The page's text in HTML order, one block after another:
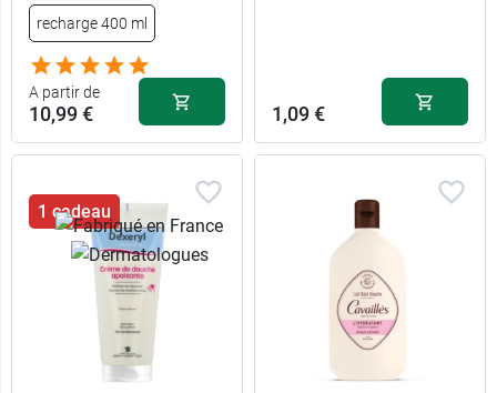
recharge 400
11,99 €
recharge 400 ml
A partir de
10,99 € 1,09 €
1 cadeau